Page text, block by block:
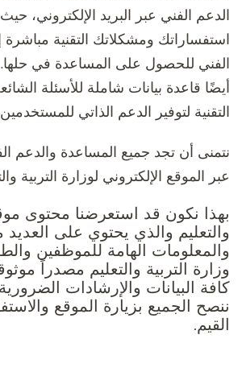
الدعم الفني عبر البريد الإلكتروني،
استفساراتك ومشكلاتك التقنية
الفني للحصول على المساعدة في حلها.
أيضًا قاعدة بيانات شاملة للأسئلة
التقنية لتوفير الدعم الذاتي
نتمنى أن تجد جميع المساعدة والدعم
عبر الموقع الإلكتروني لوزارة التربية
بهذا نكون قد استعرضنا محتوى
والتعليم والذي يحتوي على
والمعلومات الهامة للموظفين
وزارة التربية والتعليم مصدراً
كافة البيانات والإرشادات
ننصح الجميع بزيارة الموقع
القيم.